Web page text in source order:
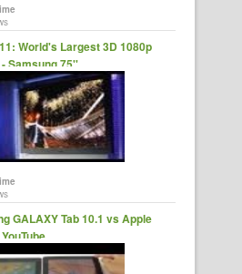
World's Largest 3D 1080p
- Samsung 75''
GALAXY Tab 10.1 vs Apple